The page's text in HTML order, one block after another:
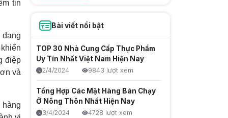
tin
điệp
và
Doanh: Tối Ưu Vận Hành, Chống
25/7/2026 60 lượt xem
Thu nhập thụ động là gì? Cách tạo
nguồn thu bền vững trong thời đại
25/7/2026 46 lượt xem
Đánh Giá Top 5 Máy POS Tính
Tiền Nhỏ Gọn, Giá Rẻ Cho Mọi
Bài viết nổi bật
TOP 30 Nhà Cung Cấp Thực Phẩm
Uy Tín Nhất Việt Nam Hiện Nay
2/4/2024 9843 lượt xem
Tổng Hợp Các Mặt Hàng Bán Chạy
Ở Nông Thôn Nhất Hiện Nay
3/4/2024 4728 lượt xem